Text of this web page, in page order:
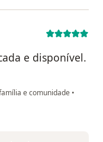
e disponível.
e comunidade •